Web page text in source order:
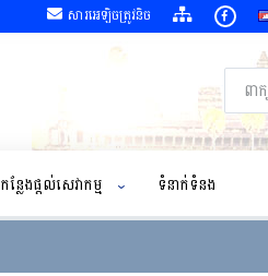
សារអេឡិចត្រូវនិច
កន្លែងផ្តល់សេវាកម្ម ទំនាក់ទំនង